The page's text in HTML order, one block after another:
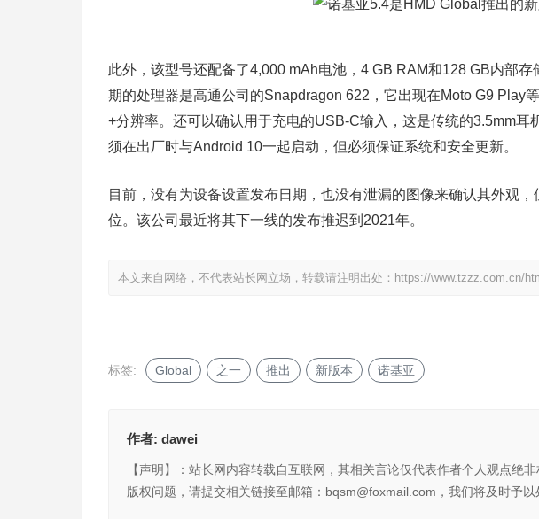
此外，该型号还配备了4,000 mAh电池，4 GB RAM和128 GB内部
期的处理器是高通公司的Snapdragon 622，它出现在Moto G9 Play
+分辨率。还可以确认用于充电的USB-C输入，这是传统的3.5mm
须在出厂时与Android 10一起启动，但必须保证系统和安全更新。
目前，没有为设备设置发布日期，也没有泄漏的图像来确认其外观
位。该公司最近将其下一线的发布推迟到2021年。
本文来自网络，不代表站长网立场，转载请注明出处： https://www.tzzz.com.cn/
标签: Global 之一 推出 新版本 诺基亚
作者: dawei
【声明】：站长网内容转载自互联网，其相关言论仅代表作者个人观点绝
版权问题，请提交相关链接至邮箱：bqsm@foxmail.com，我们将及时予以